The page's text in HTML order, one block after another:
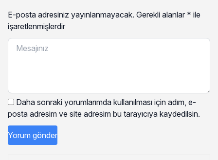
E-posta adresiniz yayınlanmayacak. Gerekli alanlar * ile
işaretlenmişlerdir
Daha sonraki yorumlarımda kullanılması için adım, e-
posta adresim ve site adresim bu tarayıcıya kaydedilsin.